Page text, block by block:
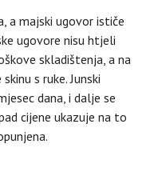
a majski ugovor ističe
ugovore nisu htjeli
skladištenja, a na
s ruke. Junski
dana, i dalje se
cijene ukazuje na to